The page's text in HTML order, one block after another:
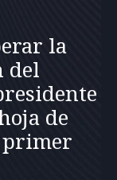
la
del
de
primer